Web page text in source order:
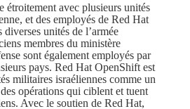
étroitement avec plusieurs unités
et des employés de Red Hat
diverses unités de l’armée
membres du ministère
sont également employés par
pays. Red Hat OpenShift est
militaires israéliennes comme un
opérations qui ciblent et tuent
Avec le soutien de Red Hat,